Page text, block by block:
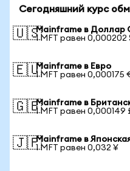
Сегодняшний курс
🇺🇸Mainframe в
1 MFT равен 0,000202
🇪🇺Mainframe в Евро
1 MFT равен 0,000175
🇬🇧Mainframe в
1 MFT равен 0,000149
🇯🇵Mainframe в
1 MFT равен 0,032 ¥